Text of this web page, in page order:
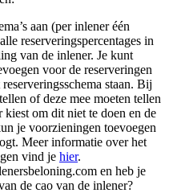
aan (per inlener één
reserveringspercentages in
van de inlener. Je kunt
voor de reserveringen
staan. Bij
of deze mee moeten tellen
om dit niet te doen en de
je voorzieningen toevoegen
Meer informatie over het
vind je hier.
en heb je
de cao van de inlener?